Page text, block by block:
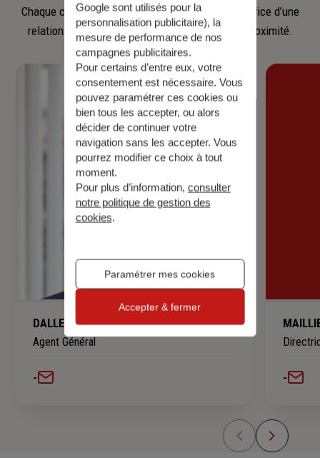
Chaque collaborateur met son savoir‑faire au service d’une
relation fondée sur l’écoute, la confiance et la proximité.
DALLE Eric
Agent Général
- -
Google sont utilisés pour la
personnalisation publicitaire), la
mesure de performance de nos
campagnes publicitaires.
Pour certains d’entre eux, votre
consentement est nécessaire. Vous
pouvez paramétrer ces cookies ou
bien tous les accepter, ou alors
décider de continuer votre
navigation sans les accepter. Vous
pourrez modifier ce choix à tout
moment.
Pour plus d’information, consulter
notre politique de gestion des
cookies.
Paramétrer mes cookies
Accepter & fermer